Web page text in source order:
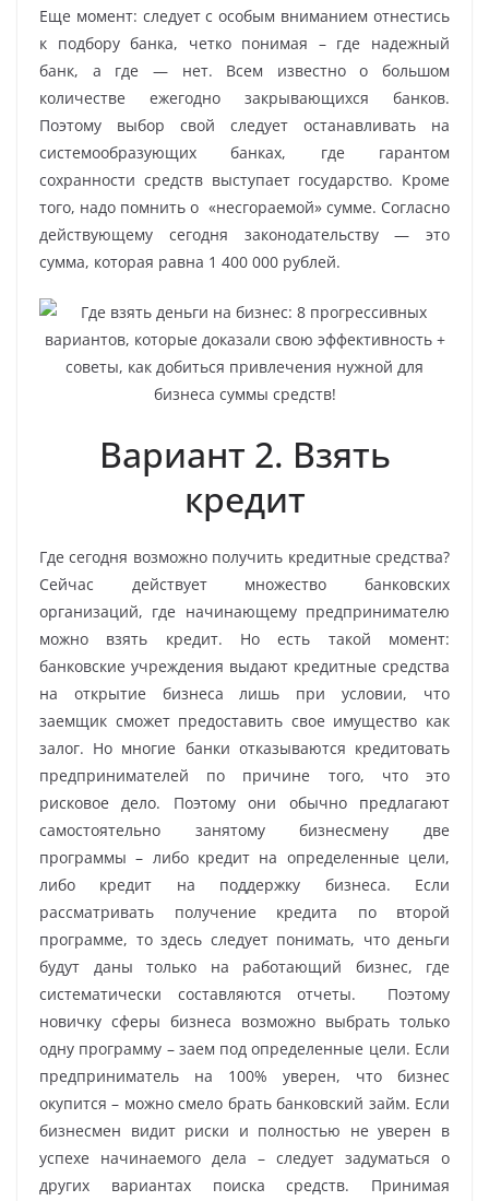
Еще момент: следует с особым вниманием отнестись
к подбору банка, четко понимая – где надежный
банк, а где — нет. Всем известно о большом
количестве ежегодно закрывающихся банков.
Поэтому выбор свой следует останавливать на
системообразующих банках, где гарантом
сохранности средств выступает государство. Кроме
того, надо помнить о «несгораемой» сумме. Согласно
действующему сегодня законодательству — это
сумма, которая равна 1 400 000 рублей.
Вариант 2. Взять
кредит
Где сегодня возможно получить кредитные средства?
Сейчас действует множество банковских
организаций, где начинающему предпринимателю
можно взять кредит. Но есть такой момент:
банковские учреждения выдают кредитные средства
на открытие бизнеса лишь при условии, что
заемщик сможет предоставить свое имущество как
залог. Но многие банки отказываются кредитовать
предпринимателей по причине того, что это
рисковое дело. Поэтому они обычно предлагают
самостоятельно занятому бизнесмену две
программы – либо кредит на определенные цели,
либо кредит на поддержку бизнеса. Если
рассматривать получение кредита по второй
программе, то здесь следует понимать, что деньги
будут даны только на работающий бизнес, где
систематически составляются отчеты. Поэтому
новичку сферы бизнеса возможно выбрать только
одну программу – заем под определенные цели. Если
предприниматель на 100% уверен, что бизнес
окупится – можно смело брать банковский займ. Если
бизнесмен видит риски и полностью не уверен в
успехе начинаемого дела – следует задуматься о
других вариантах поиска средств. Принимая